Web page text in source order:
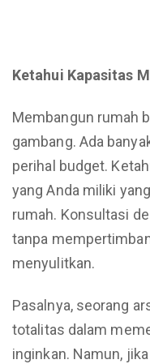
Ketahui Kapasitas
Membangun rumah
gambang. Ada
perihal budget.
yang Anda miliki
rumah. Konsultasi
tanpa
menyulitkan.
Pasalnya, seorang
totalitas dalam
inginkan. Namun,